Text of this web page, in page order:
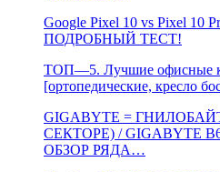
Google Pixel 10 vs Pixel
ПОДРОБНЫЙ ТЕСТ!
ТОП—5. Лучшие офисные
[ортопедические, кресло
GIGABYTE =
СЕКТОРЕ) / GIGABYTE
ОБЗОР РЯДА…